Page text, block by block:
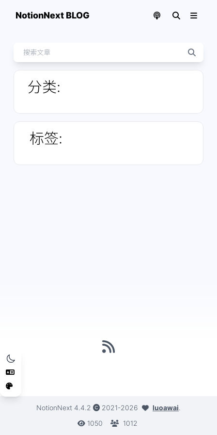
NotionNext BLOG
分类:
标签:
NotionNext 4.4.2 2021-2026 luoawai.
1050
1012